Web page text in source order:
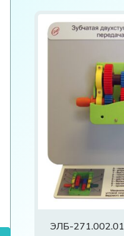
ЭЛБ-271.002.01